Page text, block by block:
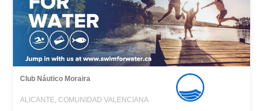
Club Náutico Moraira
ALICANTE, COMUNIDAD VALENCIANA